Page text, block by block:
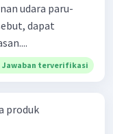
udara paru-
dapat
Jawaban terverifikasi
produk